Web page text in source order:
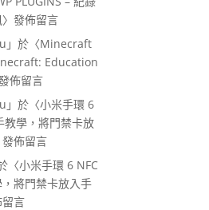
〉發佈留言
」於〈Minecraft
Education
佈留言
」於〈小米手環 6
教學，將門禁卡放
發佈留言
〈小米手環 6 NFC
將門禁卡放入手
言